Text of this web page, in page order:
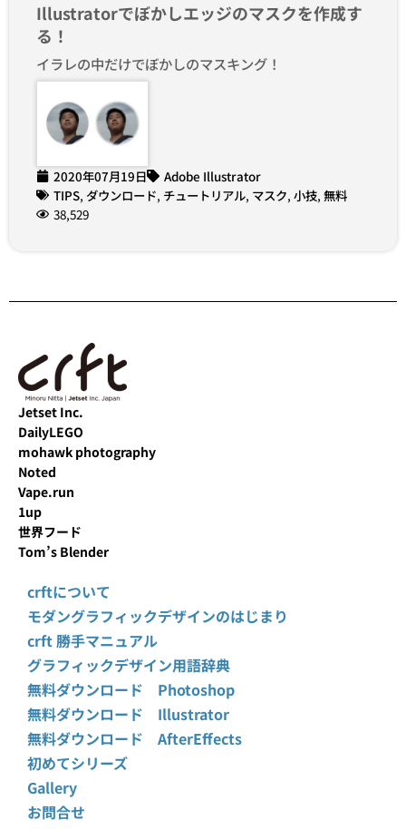
Illustratorでぼかしエッジのマスクを作成す
る！
イラレの中だけでぼかしのマスキング！
2020年07月19日
Adobe Illustrator
TIPS, ダウンロード, チュートリアル, マスク, 小技, 無料
38,529
Jetset Inc.
DailyLEGO
mohawk photography
Noted
Vape.run
1up
世界フード
Tom’s Blender
crftについて
モダングラフィックデザインのはじまり
crft 勝手マニュアル
グラフィックデザイン用語辞典
無料ダウンロード Photoshop
無料ダウンロード Illustrator
無料ダウンロード AfterEffects
初めてシリーズ
Gallery
お問合せ